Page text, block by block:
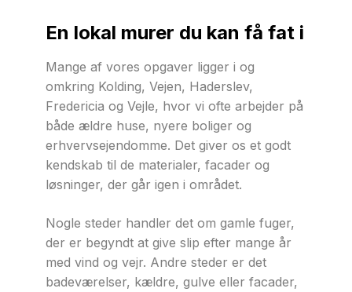
En lokal murer du kan få fat i
Mange af vores opgaver ligger i og
omkring Kolding, Vejen, Haderslev,
Fredericia og Vejle, hvor vi ofte arbejder på
både ældre huse, nyere boliger og
erhvervsejendomme. Det giver os et godt
kendskab til de materialer, facader og
løsninger, der går igen i området.
Nogle steder handler det om gamle fuger,
der er begyndt at give slip efter mange år
med vind og vejr. Andre steder er det
badeværelser, kældre, gulve eller facader,